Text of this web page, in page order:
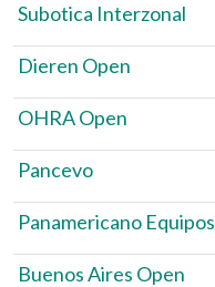
Subotica Interzonal
Dieren Open
OHRA Open
Pancevo
Panamericano Equipos
Buenos Aires Open